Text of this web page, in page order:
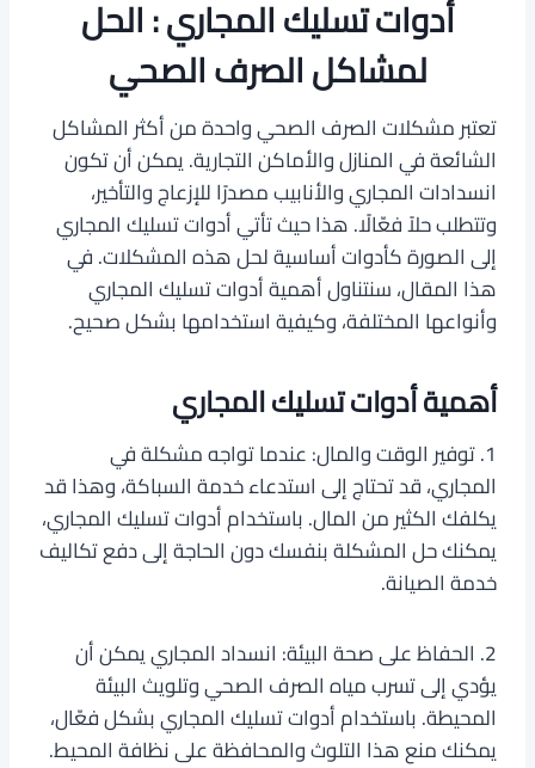
أدوات تسليك المجاري : الحل
لمشاكل الصرف الصحي
تعتبر مشكلات الصرف الصحي واحدة من أكثر المشاكل
الشائعة في المنازل والأماكن التجارية. يمكن أن تكون
انسدادات المجاري والأنابيب مصدرًا للإزعاج والتأخير،
وتتطلب حلاً فعّالًا. هذا حيث تأتي أدوات تسليك المجاري
إلى الصورة كأدوات أساسية لحل هذه المشكلات. في
هذا المقال، سنتناول أهمية أدوات تسليك المجاري
وأنواعها المختلفة، وكيفية استخدامها بشكل صحيح.
أهمية أدوات تسليك المجاري
1. توفير الوقت والمال: عندما تواجه مشكلة في
المجاري، قد تحتاج إلى استدعاء خدمة السباكة، وهذا قد
يكلفك الكثير من المال. باستخدام أدوات تسليك المجاري،
يمكنك حل المشكلة بنفسك دون الحاجة إلى دفع تكاليف
خدمة الصيانة.
2. الحفاظ على صحة البيئة: انسداد المجاري يمكن أن
يؤدي إلى تسرب مياه الصرف الصحي وتلويث البيئة
المحيطة. باستخدام أدوات تسليك المجاري بشكل فعّال،
يمكنك منع هذا التلوث والمحافظة على نظافة المحيط.